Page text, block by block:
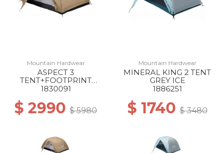
Mountain Hardwear
ASPECT 3
TENT+FOOTPRINT
SANDSTORM
1830091
$ 2990 $ 5980
Mountain Hardwear
MINERAL KING 2 TENT
GREY ICE
1886251
$ 1740$ 3480